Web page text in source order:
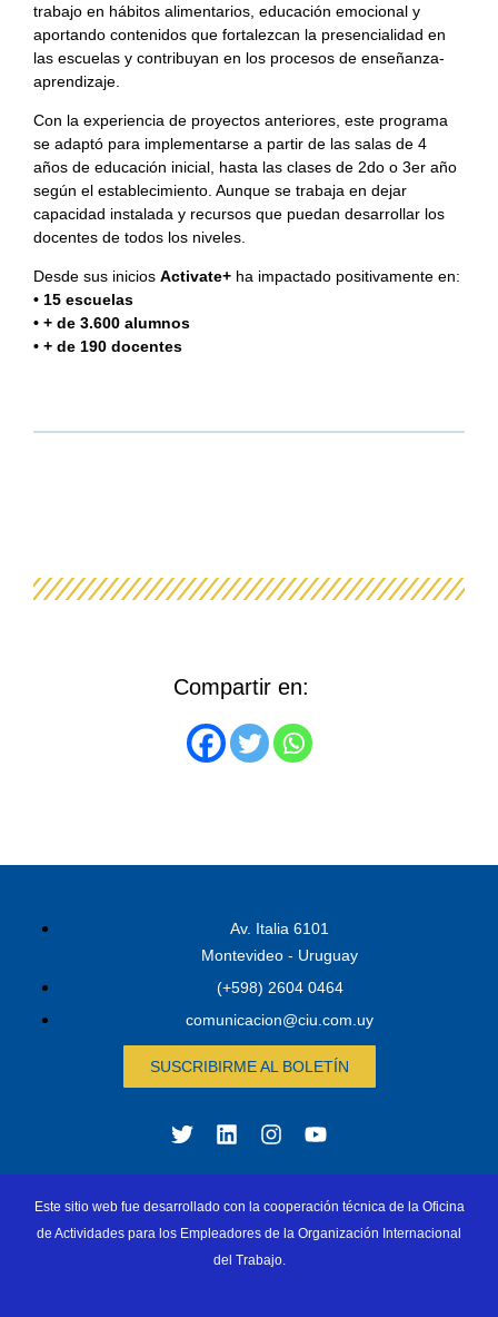
trabajo en hábitos alimentarios, educación emocional y
aportando contenidos que fortalezcan la presencialidad en
las escuelas y contribuyan en los procesos de enseñanza-
aprendizaje.
Con la experiencia de proyectos anteriores, este programa
se adaptó para implementarse a partir de las salas de 4
años de educación inicial, hasta las clases de 2do o 3er año
según el establecimiento. Aunque se trabaja en dejar
capacidad instalada y recursos que puedan desarrollar los
docentes de todos los niveles.
Desde sus inicios Activate+ ha impactado positivamente en:
• 15 escuelas
• + de 3.600 alumnos
• + de 190 docentes
Compartir en:
Av. Italia 6101
Montevideo - Uruguay
(+598) 2604 0464
comunicacion@ciu.com.uy
SUSCRIBIRME AL BOLETÍN
Este sitio web fue desarrollado con la cooperación técnica de la Oficina
de Actividades para los Empleadores de la Organización Internacional
del Trabajo.